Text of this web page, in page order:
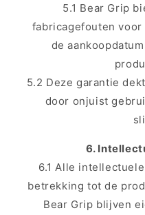
5.1 Bear Grip
fabricagefouten
de
5.2 Deze garantie
door onjuist
6.
6.1 Alle
betrekking tot de
Bear Grip blijven